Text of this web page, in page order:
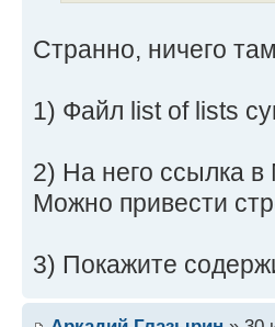
Странно, ничего
1) Файл list of lists
2) На него ссылка в
Можно привести
3) Покажите